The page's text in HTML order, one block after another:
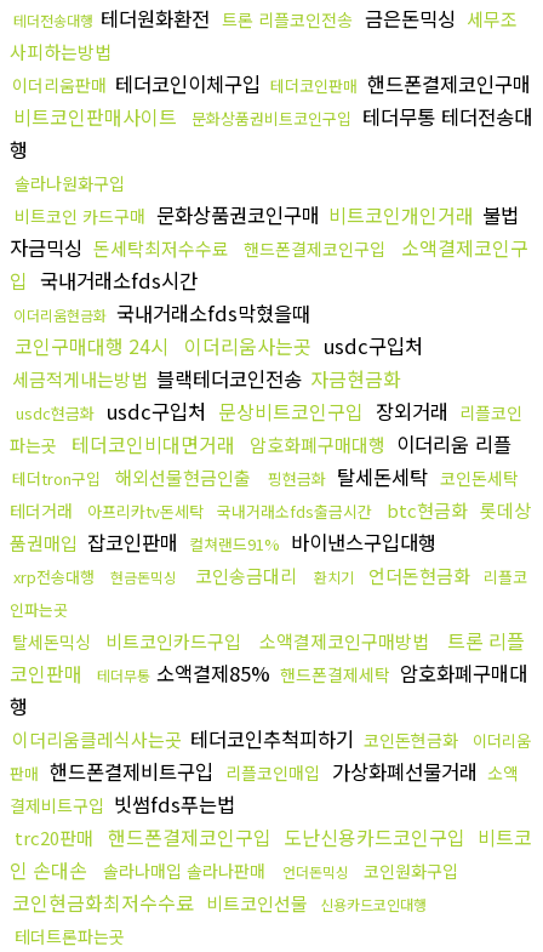
테더전송대행 테더원화환전 트론 리플코인전송 금은돈믹싱 세무조
사피하는방법
이더리움판매 테더코인이체구입 테더코인판매 핸드폰결제코인구매
비트코인판매사이트
문화상품권비트코인구입
테더무통 테더전송대
행
솔라나원화구입
비트코인 카드구매 문화상품권코인구매 비트코인개인거래 불법
자금믹싱 돈세탁최저수수료 핸드폰결제코인구입
소액결제코인구
입 국내거래소fds시간
이더리움현금화 국내거래소fds막혔을때
코인구매대행 24시
이더리움사는곳 usdc구입처
세금적게내는방법 블랙테더코인전송 자금현금화
usdc현금화 usdc구입처 문상비트코인구입 장외거래 리플코인
파는곳
테더코인비대면거래 암호화폐구매대행 이더리움 리플
테더tron구입 해외선물현금인출 핑현금화 탈세돈세탁 코인돈세탁
테더거래
아프리카tv돈세탁 국내거래소fds출금시간 btc현금화 롯데상
품권매입 잡코인판매 컬쳐랜드91% 바이낸스구입대행
xrp전송대행 현금돈믹싱 코인송금대리 환치기 언더돈현금화
리플코
인파는곳
탈세돈믹싱 비트코인카드구입 소액결제코인구매방법
트론 리플
코인판매
테더무통 소액결제85% 핸드폰결제세탁 암호화폐구매대
행
이더리움클레식사는곳 테더코인추척피하기 코인돈현금화
이더리움
판매 핸드폰결제비트구입 리플코인매입 가상화폐선물거래 소액
결제비트구입 빗썸fds푸는법
trc20판매 핸드폰결제코인구입 도난신용카드코인구입 비트코
인 손대손
솔라나매입 솔라나판매 언더돈믹싱 코인원화구입
코인현금화최저수수료 비트코인선물 신용카드코인대행
테더트론파는곳